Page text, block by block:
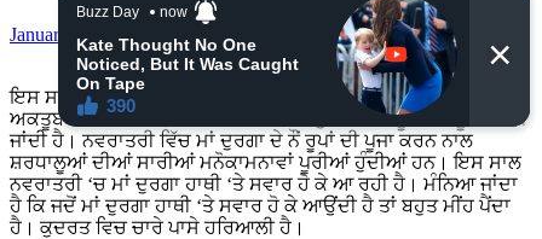
January 16, 2025 by admin- Leave a Comment
ਇਸ ਸਾਲ ਸ਼ਾਰਦੀਆ ਨਵਰਾਤਰੀ 26 ਸਤੰਬਰ ਤੋਂ ਸ਼ੁਰੂ ਹੋ ਰਹੀ ਹੈ, ਜੋ 05
ਅਕਤੂਬਰ ਤੱਕ ਚੱਲੇਗੀ। ਨਵਰਾਤਰੀ ਵਿੱਚ ਮਾਂ ਦੁਰਗਾ ਦੇ 9 ਰੂਪਾਂ ਦੀ ਪੂਜਾ ਕੀਤੀ
ਜਾਂਦੀ ਹੈ। ਨਵਰਾਤਰੀ ਵਿੱਚ ਮਾਂ ਦੁਰਗਾ ਦੇ ਨੌਂ ਰੂਪਾਂ ਦੀ ਪੂਜਾ ਕਰਨ ਨਾਲ
ਸ਼ਰਧਾਲੂਆਂ ਦੀਆਂ ਸਾਰੀਆਂ ਮਨੋਕਾਮਨਾਵਾਂ ਪੂਰੀਆਂ ਹੁੰਦੀਆਂ ਹਨ। ਇਸ ਸਾਲ
ਨਵਰਾਤਰੀ ‘ਚ ਮਾਂ ਦੁਰਗਾ ਹਾਥੀ ‘ਤੇ ਸਵਾਰ ਹੋ ਕੇ ਆ ਰਹੀ ਹੈ। ਮੰਨਿਆ ਜਾਂਦਾ
ਹੈ ਕਿ ਜਦੋਂ ਮਾਂ ਦੁਰਗਾ ਹਾਥੀ ‘ਤੇ ਸਵਾਰ ਹੋ ਕੇ ਆਉਂਦੀ ਹੈ ਤਾਂ ਬਹੁਤ ਮੀਂਹ ਪੈਂਦਾ
ਹੈ। ਕੁਦਰਤ ਵਿਚ ਚਾਰੇ ਪਾਸੇ ਹਰਿਆਲੀ ਹੈ।